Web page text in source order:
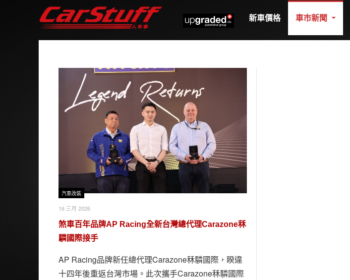
新車價格 車市新聞
汽車改裝
16 三月 2026
煞車百年品牌AP Racing全新台灣總代理Carazone秝
驎國際接手
AP Racing品牌新任總代理Carazone秝驎國際，睽違
十四年後重返台灣市場。此次攜手Carazone秝驎國際